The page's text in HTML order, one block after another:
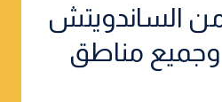
الساندويتش
وجميع مناطق